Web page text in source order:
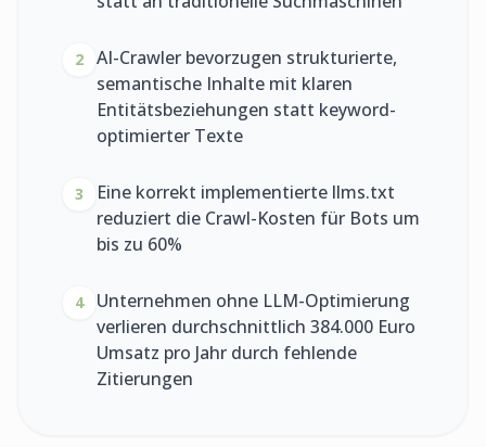
2
AI-Crawler bevorzugen strukturierte,
semantische Inhalte mit klaren
Entitätsbeziehungen statt keyword-
optimierter Texte
3
Eine korrekt implementierte llms.txt
reduziert die Crawl-Kosten für Bots um
bis zu 60%
4
Unternehmen ohne LLM-Optimierung
verlieren durchschnittlich 384.000 Euro
Umsatz pro Jahr durch fehlende
Zitierungen